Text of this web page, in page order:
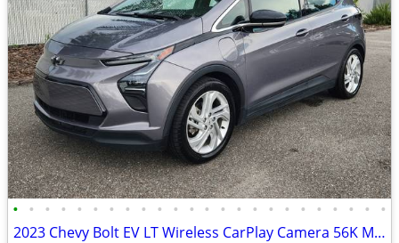
• • • • • • • • • • • • • • • • • • • • • • • •
2023 Chevy Bolt EV LT Wireless CarPlay Camera 56K Miles